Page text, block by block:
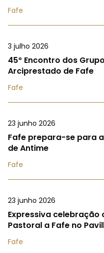
Fafe
3 julho 2026
45º Encontro dos
Arciprestado de Fafe
Fafe
23 junho 2026
Fafe prepara-se para
de Antime
Fafe
23 junho 2026
Expressiva celebração
Pastoral a Fafe no
Fafe